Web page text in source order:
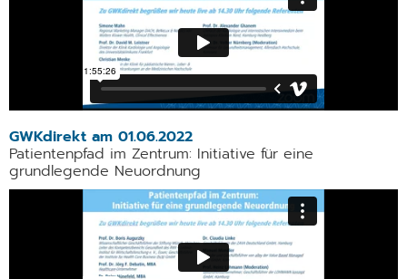
GWKdirekt am 01.06.2022
Patientenpfad im Zentrum: Initiative für eine
grundlegende Neuordnung